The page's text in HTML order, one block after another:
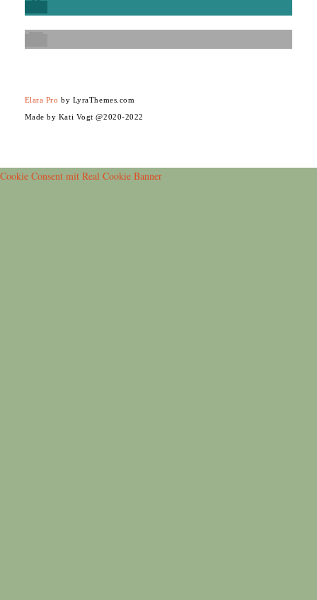
Elara Pro by LyraThemes.com
Made by Kati Vogt @2020-2022
Cookie Consent mit Real Cookie Banner